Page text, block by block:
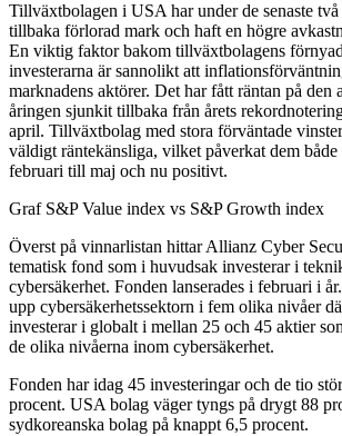
Tillväxtbolagen i USA har under de senaste två
tillbaka förlorad mark och haft en högre
En viktig faktor bakom tillväxtbolagens
investerarna är sannolikt att
marknadens aktörer. Det har fått räntan på den
åringen sjunkit tillbaka från årets
april. Tillväxtbolag med stora förväntade
väldigt räntekänsliga, vilket påverkat dem
februari till maj och nu positivt.
Graf S&P Value index vs S&P Growth index
Överst på vinnarlistan hittar Allianz Cyber
tematisk fond som i huvudsak investerar i
cybersäkerhet. Fonden lanserades i februari i
upp cybersäkerhetssektorn i fem olika nivåer
investerar i globalt i mellan 25 och 45 aktier
de olika nivåerna inom cybersäkerhet.
Fonden har idag 45 investeringar och de tio
procent. USA bolag väger tyngs på drygt 88
sydkoreanska bolag på knappt 6,5 procent.